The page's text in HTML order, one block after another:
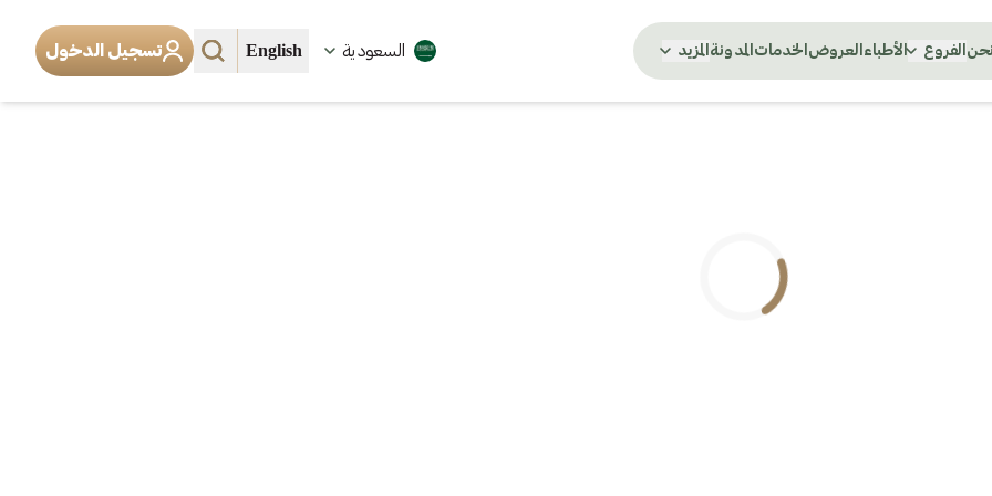
الفروع الأطباء العروض الخدمات المدونة المزيد السعودية English تسجيل الدخول